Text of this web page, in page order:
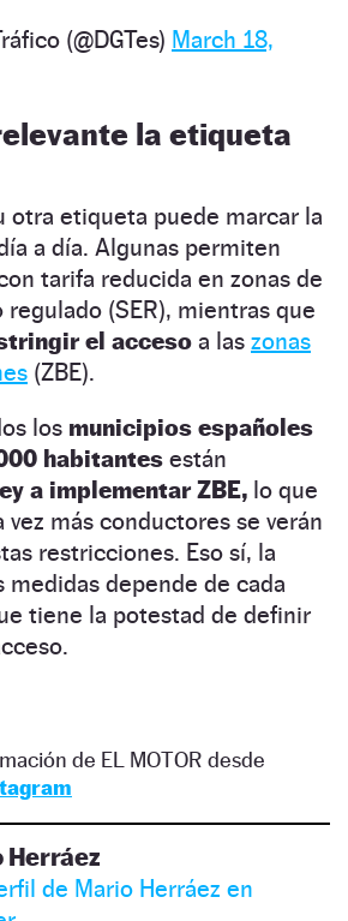
(@DGTes) March 18,
la etiqueta
otra etiqueta puede marcar la
a día. Algunas permiten
tarifa reducida en zonas de
(SER), mientras que
el acceso a las zonas
(ZBE).
los municipios españoles
habitantes están
a implementar ZBE, lo que
más conductores se verán
restricciones. Eso sí, la
medidas depende de cada
tiene la potestad de definir
de EL MOTOR desde
Herráez
de Mario Herráez en